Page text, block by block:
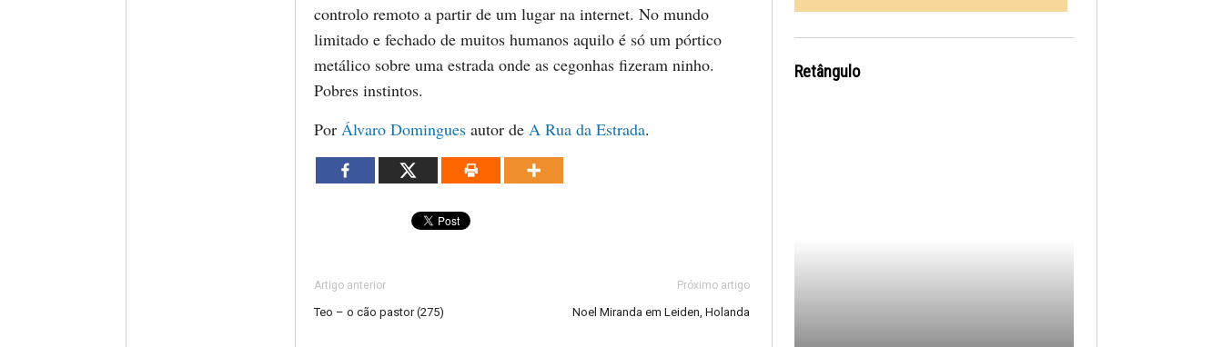
controlo remoto a partir de um lugar na internet. No mundo
limitado e fechado de muitos humanos aquilo é só um pórtico
metálico sobre uma estrada onde as cegonhas fizeram ninho.
Pobres instintos.
Por Álvaro Domingues autor de A Rua da Estrada.
Artigo anterior
Teo – o cão pastor (275)
Próximo artigo
Noel Miranda em Leiden, Holanda
Retângulo